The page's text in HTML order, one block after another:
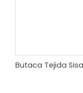
Butaca Tejida